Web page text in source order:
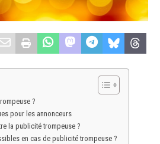
?
pour les annonceurs
la publicité trompeuse ?
en cas de publicité trompeuse ?